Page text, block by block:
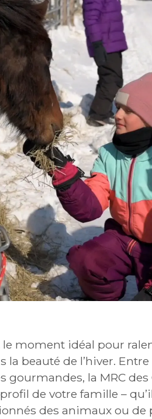
le moment idéal pour
la beauté de l’hiver.
la MRC des
de votre famille –
des animaux ou